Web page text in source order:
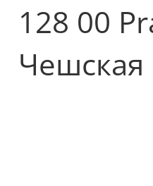
128 00
Чешская